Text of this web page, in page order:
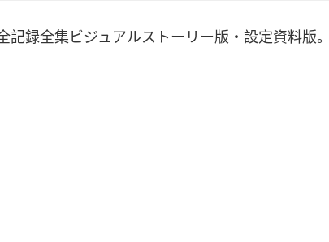
録全集ビジュアルストーリー版・設定資料版。